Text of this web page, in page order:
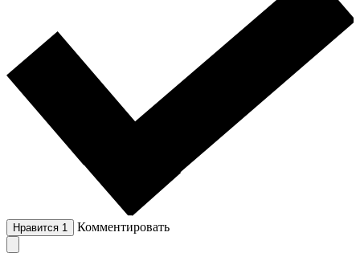
Нравится 1 Комментировать